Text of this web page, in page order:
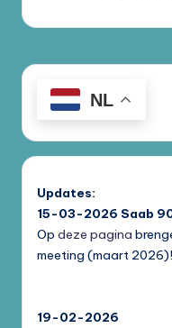
NL
Updates:
15-03-2026 Saab
Op deze pagina
meeting (maart 2026)!
19-02-2026